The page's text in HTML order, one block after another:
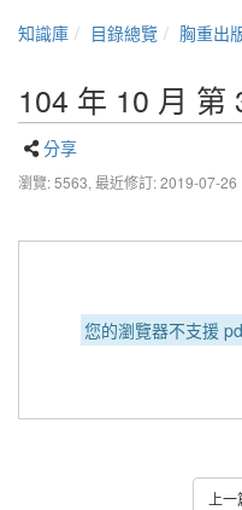
知識庫 目錄總覽 胸重出
104 年 10 月 第
分享
瀏覽: 5563, 最近修訂: 2019-07-26
您的瀏覽器不支援
上